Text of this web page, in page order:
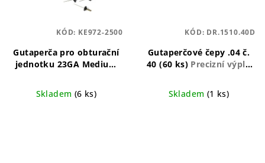
Gutaperča pro obturační
jednotku 23GA Medium
23GA Medium, 10 ks
Skladem (6 ks)
KÓD: KE972-2500
Gutaperčové čepy .04 č.
40 (60 ks) Precizní výplň
Efektivní, spolehlivé,
sterilní.
Skladem (1 ks)
KÓD: DR.1510.40D